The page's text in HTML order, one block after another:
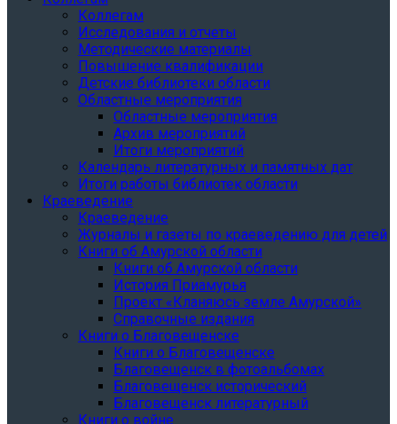
Коллегам
Исследования и отчеты
Методические материалы
Повышение квалификации
Детские библиотеки области
Областные мероприятия
Областные мероприятия
Архив мероприятий
Итоги мероприятий
Календарь литературных и памятных дат
Итоги работы библиотек области
Краеведение
Краеведение
Журналы и газеты по краеведению для детей
Книги об Амурской области
Книги об Амурской области
История Приамурья
Проект «Кланяюсь земле Амурской»
Справочные издания
Книги о Благовещенске
Книги о Благовещенске
Благовещенск в фотоальбомах
Благовещенск исторический
Благовещенск литературный
Книги о войне